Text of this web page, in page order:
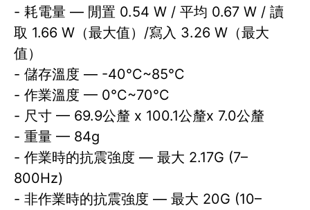
- 耗電量 — 閒置 0.54 W / 平均 0.67 W / 讀
取 1.66 W（最大值）/寫入 3.26 W（最大
值）
- 儲存溫度 — -40°C~85°C
- 作業溫度 — 0°C~70°C
- 尺寸 — 69.9公釐 x 100.1公釐x 7.0公釐
- 重量 — 84g
- 作業時的抗震強度 — 最大 2.17G (7–
800Hz)
- 非作業時的抗震強度 — 最大 20G (10–